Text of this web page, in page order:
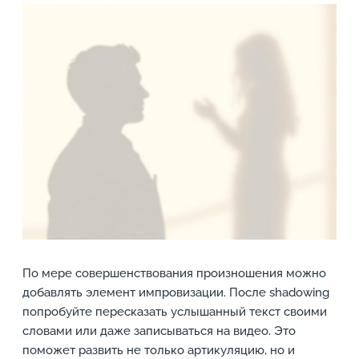
По мере совершенствования произношения можно
добавлять элемент импровизации. После shadowing
попробуйте пересказать услышанный текст своими
словами или даже записываться на видео. Это
поможет развить не только артикуляцию, но и